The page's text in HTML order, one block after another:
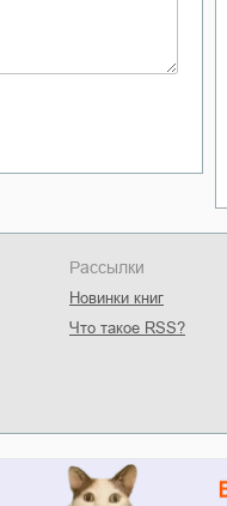
Рассылки
Новинки книг
Что такое RSS?